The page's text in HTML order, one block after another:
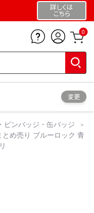
詳しくは
こちら
0
変更
ピンバッジ・缶バッジ
め売り ブルーロック 青